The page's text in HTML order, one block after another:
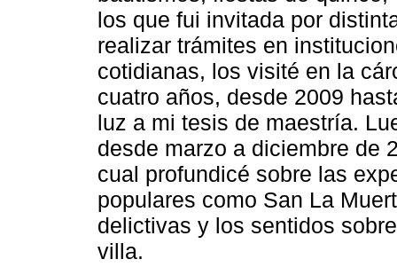
los que fui invitada por
realizar trámites en
cotidianas, los visité en la
cuatro años, desde 2009
luz a mi tesis de maestría.
desde marzo a diciembre de
cual profundicé sobre las
populares como San La
delictivas y los sentidos
villa.